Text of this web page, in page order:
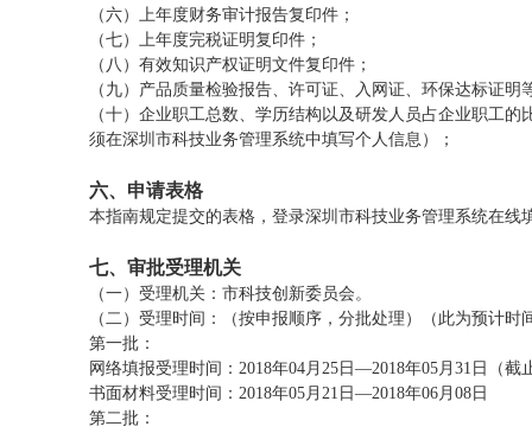
（六）上年度财务审计报告复印件；
（七）上年度完税证明复印件；
（八）有效知识产权证明文件复印件；
（九）产品质量检验报告、许可证、入网证、环保达标证明
（十）企业职工总数、学历结构以及研发人员占企业职工
须在深圳市科技业务管理系统中填写个人信息）；
六、申请表格
本指南规定提交的表格，登录深圳市科技业务管理系统在线
七、审批受理机关
（一）受理机关：市科技创新委员会。
（二）受理时间：（按申报顺序，分批处理）（此为预计时
第一批：
网络填报受理时间：2018年04月25日—2018年05月31日（截
书面材料受理时间：2018年05月21日—2018年06月08日
第二批：